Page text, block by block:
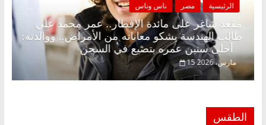
الرئيسية مصر ناس وناس
مقعد شاغر على مائدة الإفطار.. عمر محمد
طالب الهندسة يشكو معاناته من الأمراض..
أحلى سنين عمره بتضيع في السجن
15 مارس، 2026
د.
الطقس